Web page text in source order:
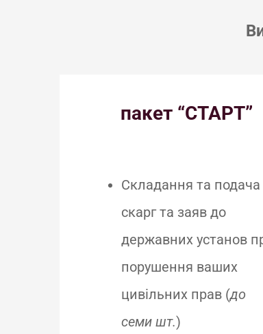
пакет “СТАРТ”
Складання та подача
скарг та заяв до
державних установ
порушення ваших
цивільних прав (до
семи шт.)